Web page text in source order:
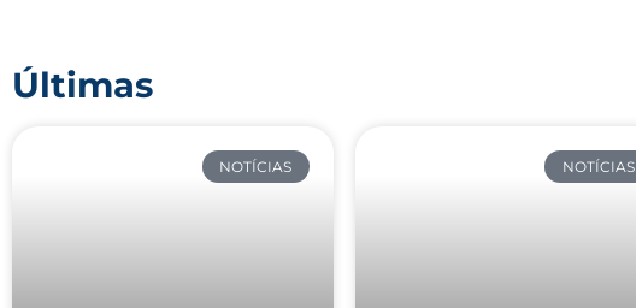
Últimas
NOTÍCIAS NOTÍCIAS